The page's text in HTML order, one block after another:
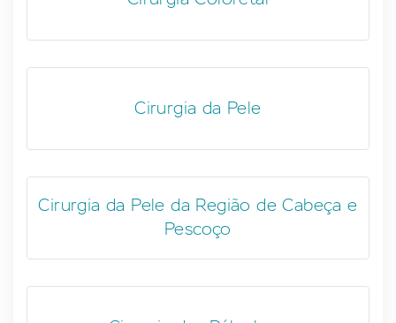
Cirurgia da Pele
Cirurgia da Pele da Região de Cabeça e
Pescoço